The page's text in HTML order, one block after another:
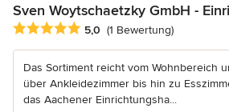
Sven Woytschaetzky GmbH -
Durchschnittliche Bewertung: 5 von 5
5,0 (1 Bewertung)
Das Sortiment reicht vom Wohnbereich
über Ankleidezimmer bis hin zu
das Aachener Einrichtungsha...